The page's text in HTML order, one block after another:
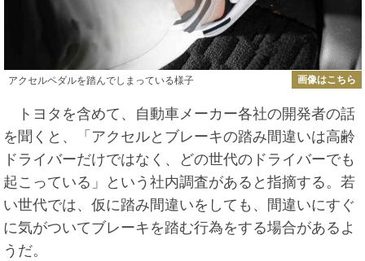
アクセルペダルを踏んでしまっている様子 画像はこちら
トヨタを含めて、自動車メーカー各社の開発者の話
を聞くと、「アクセルとブレーキの踏み間違いは高齢
ドライバーだけではなく、どの世代のドライバーでも
起こっている」という社内調査があると指摘する。若
い世代では、仮に踏み間違いをしても、間違いにすぐ
に気がついてブレーキを踏む行為をする場合があるよ
うだ。